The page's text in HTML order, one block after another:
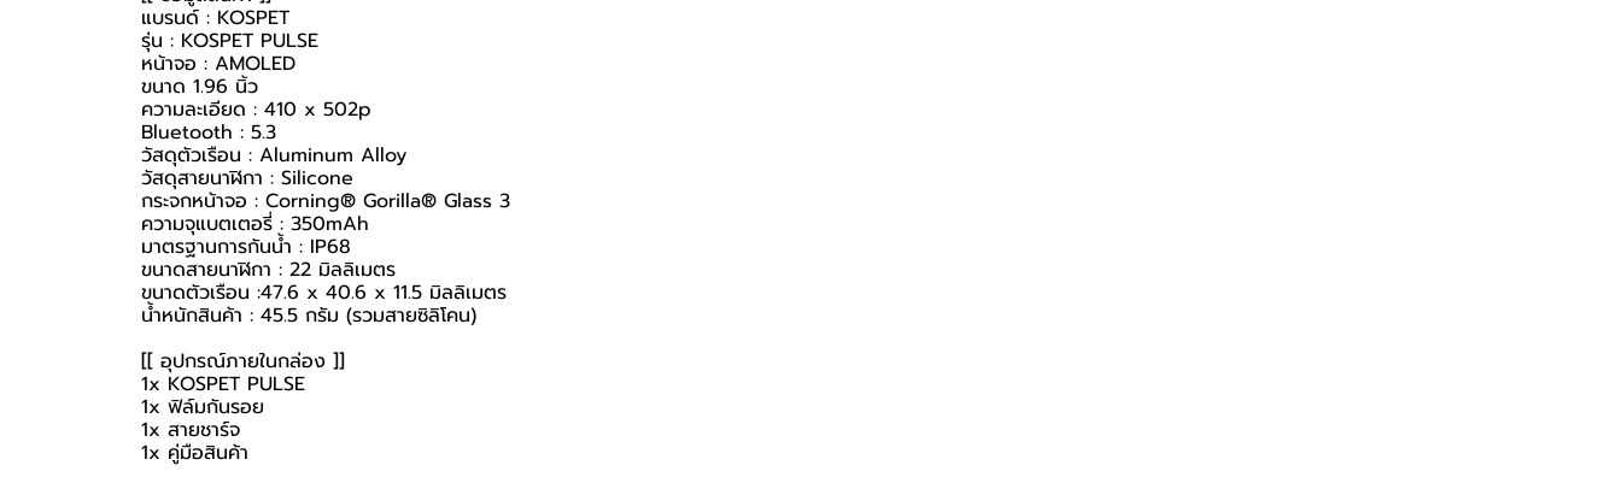
แบรนด์ : KOSPET
รุ่น : KOSPET PULSE
หน้าจอ : AMOLED
ขนาด 1.96 นิ้ว
ความละเอียด : 410 x 502p
Bluetooth : 5.3
วัสดุตัวเรือน : Aluminum Alloy
วัสดุสายนาฬิกา : Silicone
กระจกหน้าจอ : Corning® Gorilla® Glass 3
ความจุแบตเตอรี่ : 350mAh
มาตรฐานการกันน้ำ : IP68
ขนาดสายนาฬิกา : 22 มิลลิเมตร
ขนาดตัวเรือน :47.6 x 40.6 x 11.5 มิลลิเมตร
น้ำหนักสินค้า : 45.5 กรัม (รวมสายซิลิโคน)
[[ อุปกรณ์ภายในกล่อง ]]
1x KOSPET PULSE
1x ฟิล์มกันรอย
1x สายชาร์จ
1x คู่มือสินค้า